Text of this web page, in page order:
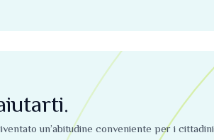
un’abitudine conveniente per i cittadini